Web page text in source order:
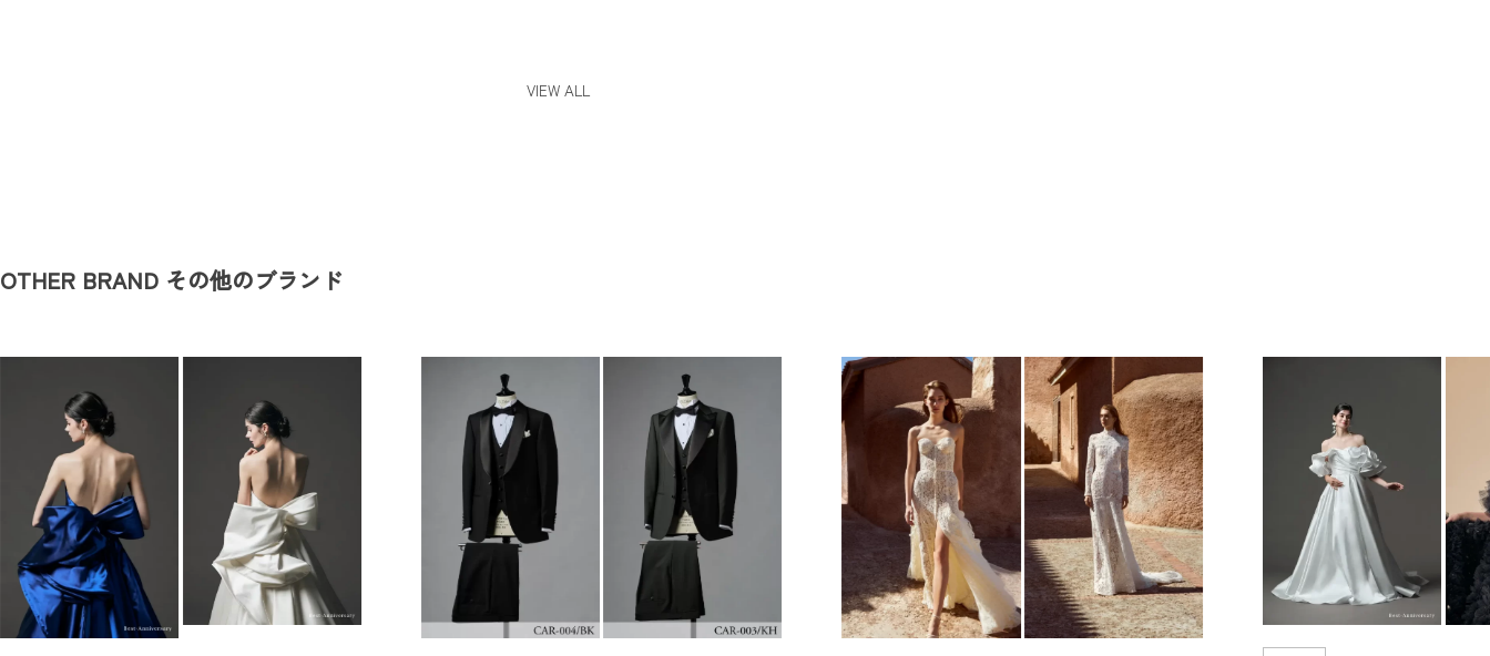
VIEW ALL
OTHER BRAND その他のブランド